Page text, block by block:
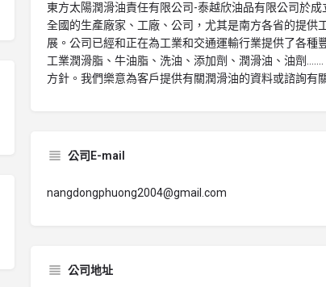
東方太陽潤滑油責任有限公司-泰越欣油品有限公司於
全國的生產廠家、工廠、公司，尤其是南方各省的提供
展。公司已經和正在為工業和交通運輸行業提供了各種
工業潤滑脂、牛油脂、洗油、添加劑、潤滑油、油劑
方針。我們樂意為客戶提供有關潤滑油的資料或諮詢有
公司E-mail
nangdongphuong2004@gmail.com
公司地址